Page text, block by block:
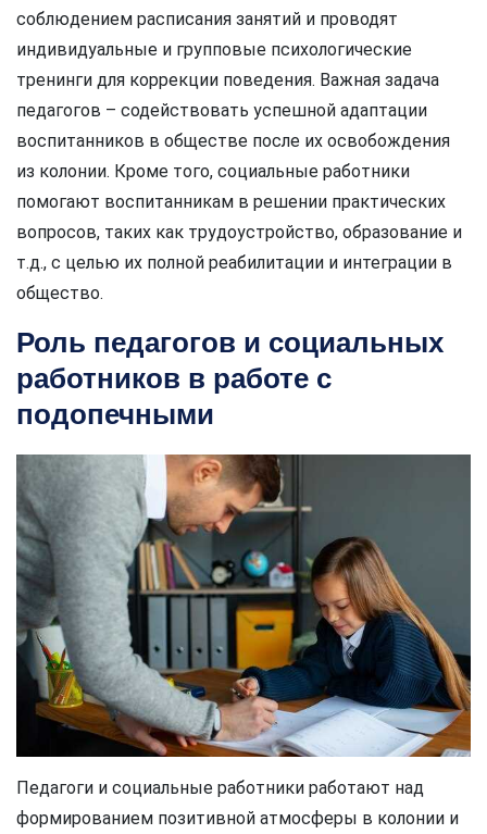
соблюдением расписания занятий и проводят
индивидуальные и групповые психологические
тренинги для коррекции поведения. Важная задача
педагогов – содействовать успешной адаптации
воспитанников в обществе после их освобождения
из колонии. Кроме того, социальные работники
помогают воспитанникам в решении практических
вопросов, таких как трудоустройство, образование и
т.д., с целью их полной реабилитации и интеграции в
общество.
Роль педагогов и социальных
работников в работе с
подопечными
Педагоги и социальные работники работают над
формированием позитивной атмосферы в колонии и